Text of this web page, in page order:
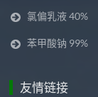
氯偏乳液 40%
苯甲酸钠 99%
友情链接